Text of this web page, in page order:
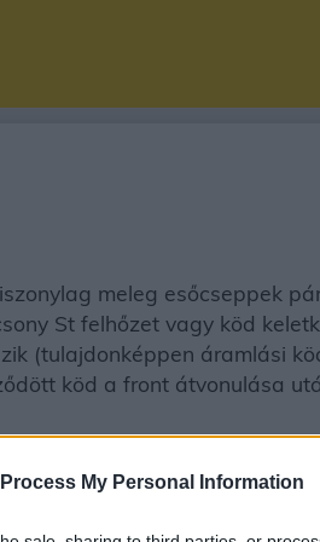
My Personal Information
meleg esőcseppek
St felhőzet vagy köd
(tulajdonképpen áramlási
köd a front átvonulása